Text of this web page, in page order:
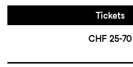
Tickets
CHF 25-70